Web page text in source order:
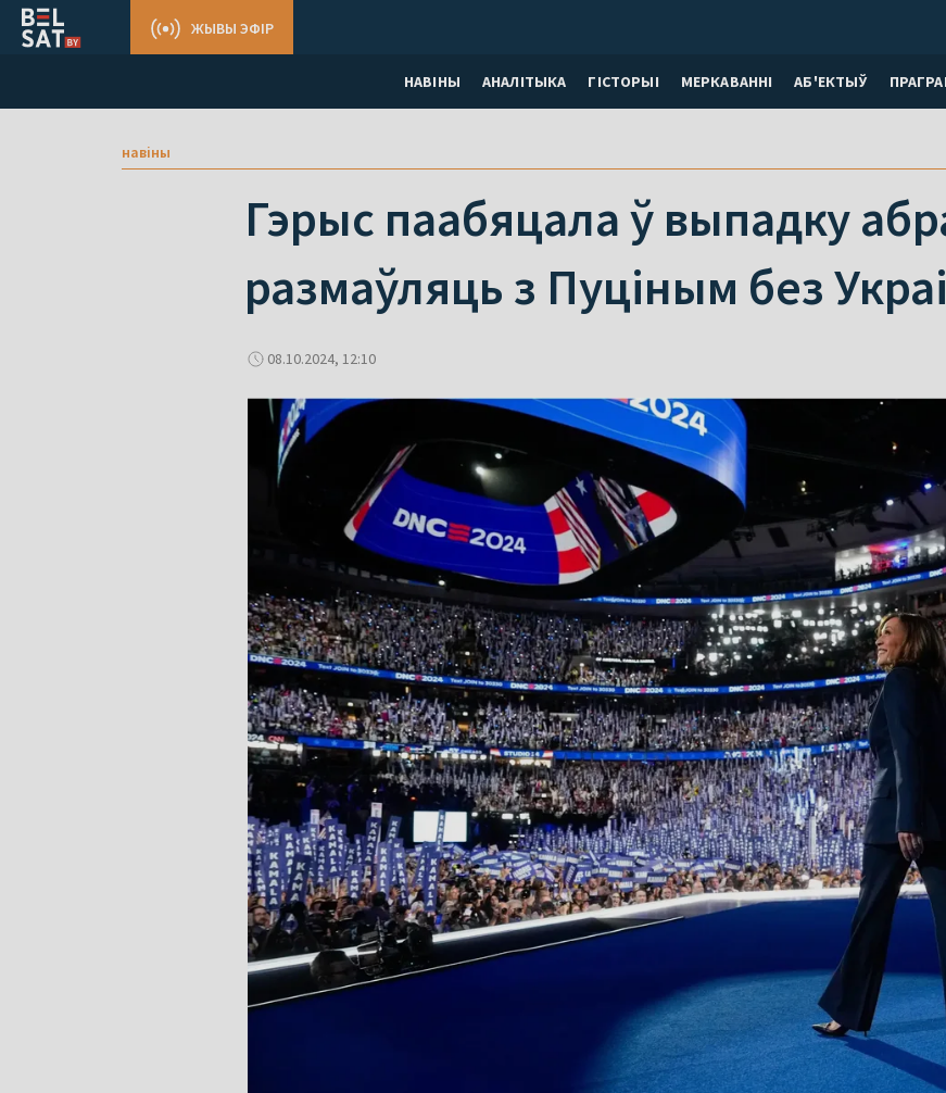
НАВІНЫ АНАЛІТЫКА ГІСТОРЫІ МЕРКАВАННI АБ'ЕКТЫЎ
ЖЫВЫ ЭФІР
навіны
Гэрыс паабяцала ў выпадку
размаўляць з Пуціным без
08.10.2024, 12:10